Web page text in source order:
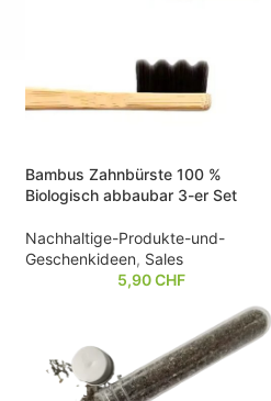
Bambus Zahnbürste 100 %
Biologisch abbaubar 3-er Set
Nachhaltige-Produkte-und-
Geschenkideen, Sales
5,90CHF